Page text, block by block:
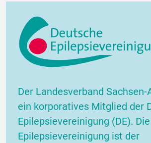
Der Landesverband
ein korporatives Mitglied der
Epilepsievereinigung (DE).
Epilepsievereinigung ist der